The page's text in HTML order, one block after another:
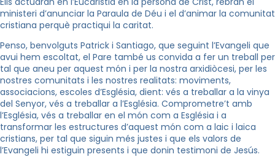
ministeri d’anunciar la Paraula de Déu i el d’animar la comunitat
cristiana perquè practiqui la caritat.
Penso, benvolguts Patrick i Santiago, que seguint l’Evangeli que
avui hem escoltat, el Pare també us convida a fer un treball per
tal que aneu per aquest món i per la nostra arxidiòcesi, per les
nostres comunitats i les nostres realitats: moviments,
associacions, escoles d’Església, dient: vés a treballar a la vinya
del Senyor, vés a treballar a l’Església. Comprometre’t amb
l’Església, vés a treballar en el món com a Església i a
transformar les estructures d’aquest món com a laic i laica
cristians, per tal que siguin més justes i que els valors de
l’Evangeli hi estiguin presents i que donin testimoni de Jesús.